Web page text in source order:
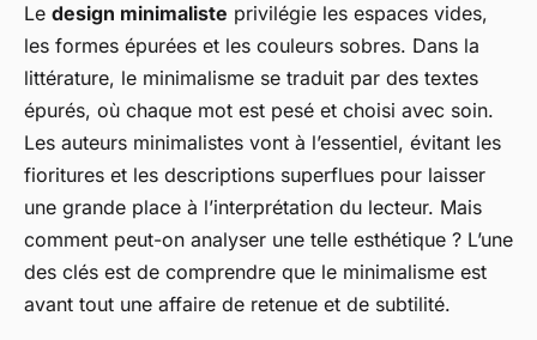
Le design minimaliste privilégie les espaces vides,
les formes épurées et les couleurs sobres. Dans la
littérature, le minimalisme se traduit par des textes
épurés, où chaque mot est pesé et choisi avec soin.
Les auteurs minimalistes vont à l’essentiel, évitant les
fioritures et les descriptions superflues pour laisser
une grande place à l’interprétation du lecteur. Mais
comment peut-on analyser une telle esthétique ? L’une
des clés est de comprendre que le minimalisme est
avant tout une affaire de retenue et de subtilité.